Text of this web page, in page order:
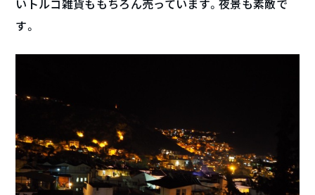
いトルコ雑貨ももちろん売っています。夜景も素敵で
す。